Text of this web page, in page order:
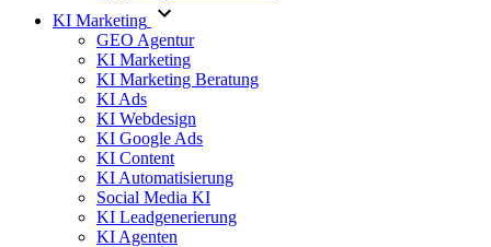
KI Marketing
GEO Agentur
KI Marketing
KI Marketing Beratung
KI Ads
KI Webdesign
KI Google Ads
KI Content
KI Automatisierung
Social Media KI
KI Leadgenerierung
KI Agenten